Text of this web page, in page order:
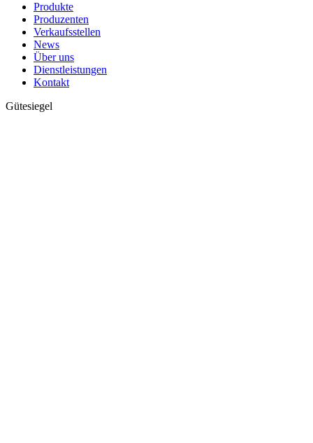
Produkte
Produzenten
Verkaufsstellen
News
Über uns
Dienstleistungen
Kontakt
Gütesiegel